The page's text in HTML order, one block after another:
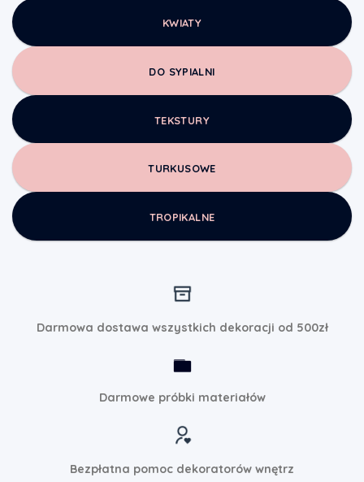
KWIATY
DO SYPIALNI
TEKSTURY
TURKUSOWE
TROPIKALNE
Darmowa dostawa wszystkich dekoracji od 500zł
Darmowe próbki materiałów
Bezpłatna pomoc dekoratorów wnętrz